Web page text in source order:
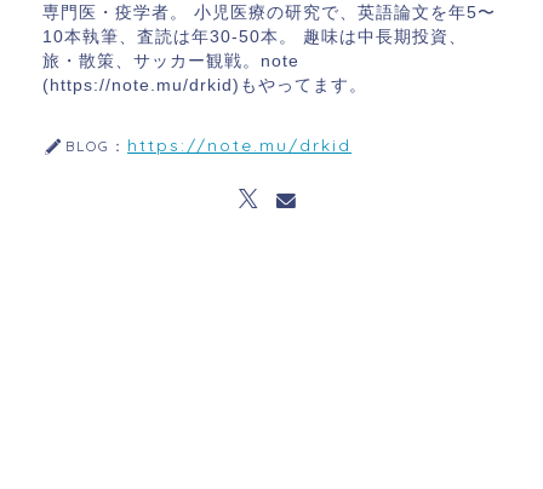
専門医・疫学者。 小児医療の研究で、英語論文を年5〜
10本執筆、査読は年30-50本。 趣味は中長期投資、
旅・散策、サッカー観戦。note
(https://note.mu/drkid)もやってます。
BLOG： https://note.mu/drkid